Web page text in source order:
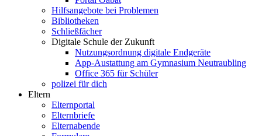
Hilfsangebote bei Problemen
Bibliotheken
Schließfächer
Digitale Schule der Zukunft
Nutzungsordnung digitale Endgeräte
App-Austattung am Gymnasium Neutraubling
Office 365 für Schüler
polizei für dich
Eltern
Elternportal
Elternbriefe
Elternabende